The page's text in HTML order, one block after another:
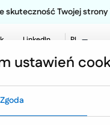
skuteczność Twojej
LinkedIn
PL
EN
NO
- nasze publikacje
ustawień
Zgoda